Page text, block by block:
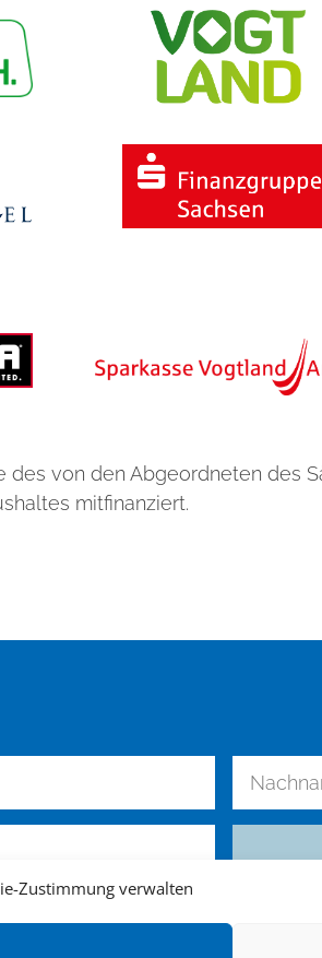
Zustimmung verwalten
von den Abgeordneten des
mitfinanziert.